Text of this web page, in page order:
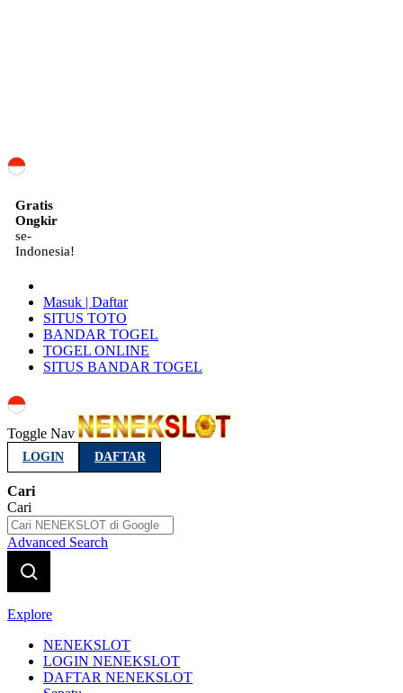
Gratis
Ongkir
se-
Indonesia!
Masuk | Daftar
SITUS TOTO
BANDAR TOGEL
TOGEL ONLINE
SITUS BANDAR TOGEL
Toggle Nav
LOGIN DAFTAR
Cari
Cari
Advanced Search
Explore
NENEKSLOT
LOGIN NENEKSLOT
DAFTAR NENEKSLOT